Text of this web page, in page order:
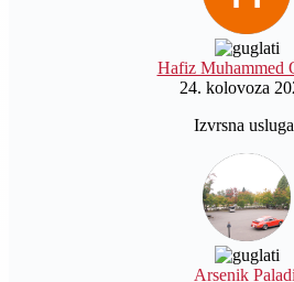
Hafiz Muhammed
24. kolovoza
Izvrsna
Arsenik